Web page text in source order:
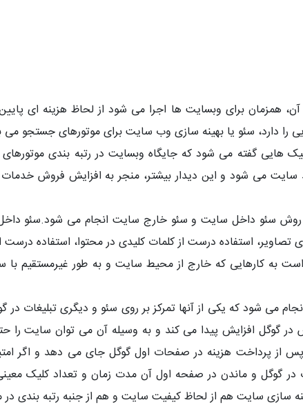
آن، همزمان برای وبسایت ها اجرا می شود از لحاظ هزینه ای
را دارد، سئو یا بهینه سازی وب سایت برای موتورهای جستجو می
هایی گفته می شود که جایگاه وبسایت در رتبه بندی موتورهای
می شود و این دیدار بیشتر، منجر به افزایش فروش خدمات
روش سئو داخل سایت و سئو خارج سایت انجام می شود.سئو
به کارهایی که خارج از محیط سایت و به طور غیرمستقیم
در گوگل افزایش پیدا می کند و به وسیله آن می توان سایت را
از پرداخت هزینه در صفحات اول گوگل جای می دهد و اگر
گوگل و ماندن در صفحه اول آن مدت زمان و تعداد کلیک
سازی سایت هم از لحاظ کیفیت سایت و هم از جنبه رتبه بندی در